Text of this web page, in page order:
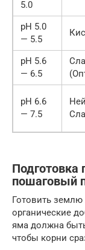
5.0
pH 5.0
— 5.5
pH 5.6
— 6.5
pH 6.6
— 7.5
пошаговый
Готовить
органические
яма должна
чтобы корни